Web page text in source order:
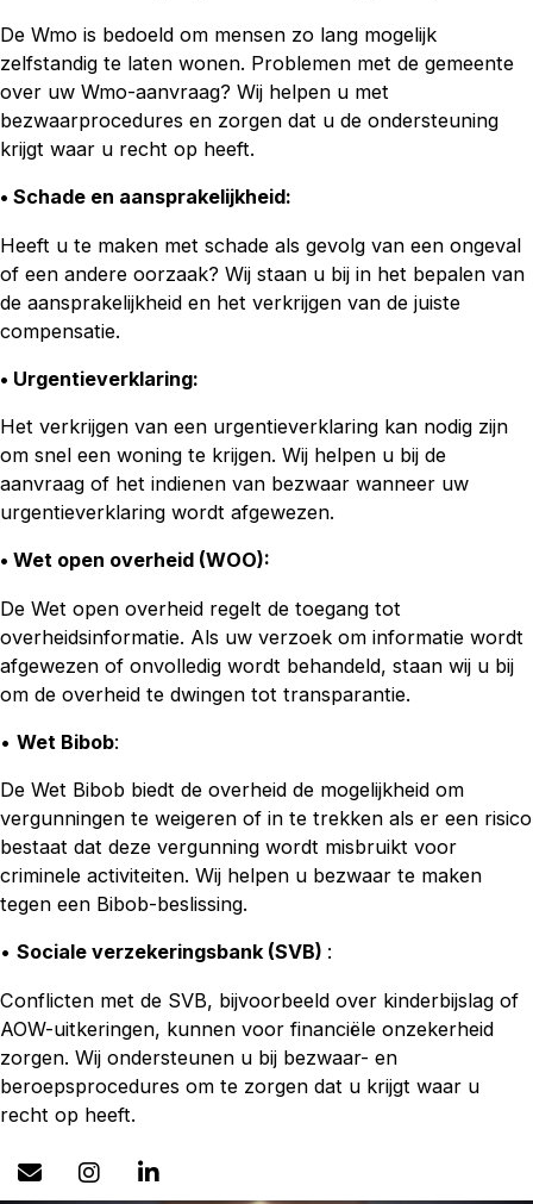
De Wmo is bedoeld om mensen zo lang mogelijk
zelfstandig te laten wonen. Problemen met de gemeente
over uw Wmo-aanvraag? Wij helpen u met
bezwaarprocedures en zorgen dat u de ondersteuning
krijgt waar u recht op heeft.
• Schade en aansprakelijkheid:
Heeft u te maken met schade als gevolg van een ongeval
of een andere oorzaak? Wij staan u bij in het bepalen van
de aansprakelijkheid en het verkrijgen van de juiste
compensatie.
• Urgentieverklaring:
Het verkrijgen van een urgentieverklaring kan nodig zijn
om snel een woning te krijgen. Wij helpen u bij de
aanvraag of het indienen van bezwaar wanneer uw
urgentieverklaring wordt afgewezen.
• Wet open overheid (WOO):
De Wet open overheid regelt de toegang tot
overheidsinformatie. Als uw verzoek om informatie wordt
afgewezen of onvolledig wordt behandeld, staan wij u bij
om de overheid te dwingen tot transparantie.
• Wet Bibob:
De Wet Bibob biedt de overheid de mogelijkheid om
vergunningen te weigeren of in te trekken als er een risico
bestaat dat deze vergunning wordt misbruikt voor
criminele activiteiten. Wij helpen u bezwaar te maken
tegen een Bibob-beslissing.
• Sociale verzekeringsbank (SVB) :
Conflicten met de SVB, bijvoorbeeld over kinderbijslag of
AOW-uitkeringen, kunnen voor financiële onzekerheid
zorgen. Wij ondersteunen u bij bezwaar- en
beroepsprocedures om te zorgen dat u krijgt waar u
recht op heeft.